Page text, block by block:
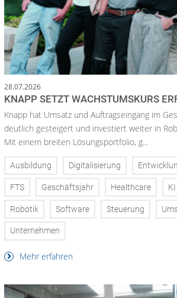
28.07.2026
KNAPP SETZT WACHSTUMSKURS
Knapp hat Umsatz und Auftragseingang im
deutlich gesteigert und investiert weiter in
Mit einem breiten Lösungsportfolio, g...
Ausbildung Digitalisierung
FTS Geschäftsjahr Healthcare KI
Robotik Software Steuerung
Unternehmen
Mehr erfahren